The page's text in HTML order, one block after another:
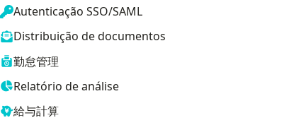
Autenticação SSO/SAML
Distribuição de documentos
勤怠管理
Relatório de análise
給与計算